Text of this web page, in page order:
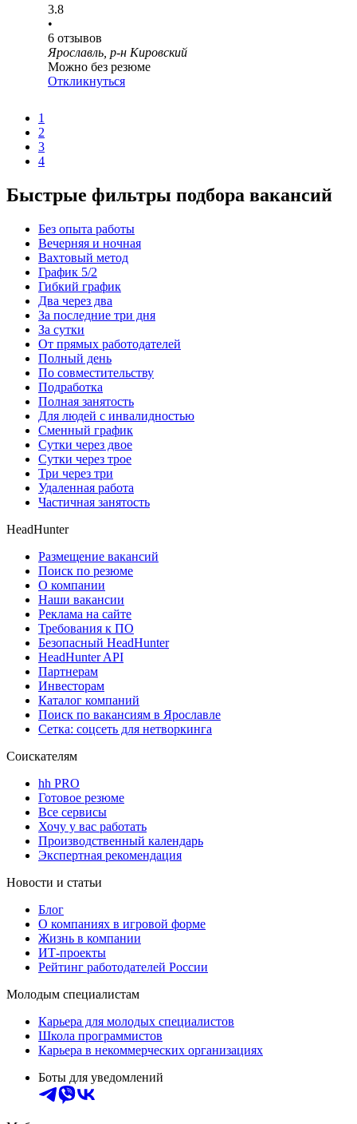
3.8
•
6 отзывов
Ярославль, р-н Кировский
Можно без резюме
Откликнуться
1
2
3
4
Быстрые фильтры подбора вакансий
Без опыта работы
Вечерняя и ночная
Вахтовый метод
График 5/2
Гибкий график
Два через два
За последние три дня
За сутки
От прямых работодателей
Полный день
По совместительству
Подработка
Полная занятость
Для людей с инвалидностью
Сменный график
Сутки через двое
Сутки через трое
Три через три
Удаленная работа
Частичная занятость
HeadHunter
Размещение вакансий
Поиск по резюме
О компании
Наши вакансии
Реклама на сайте
Требования к ПО
Безопасный HeadHunter
HeadHunter API
Партнерам
Инвесторам
Каталог компаний
Поиск по вакансиям в Ярославле
Сетка: соцсеть для нетворкинга
Соискателям
hh PRO
Готовое резюме
Все сервисы
Хочу у вас работать
Производственный календарь
Экспертная рекомендация
Новости и статьи
Блог
О компаниях в игровой форме
Жизнь в компании
ИТ-проекты
Рейтинг работодателей России
Молодым специалистам
Карьера для молодых специалистов
Школа программистов
Карьера в некоммерческих организациях
Боты для уведомлений